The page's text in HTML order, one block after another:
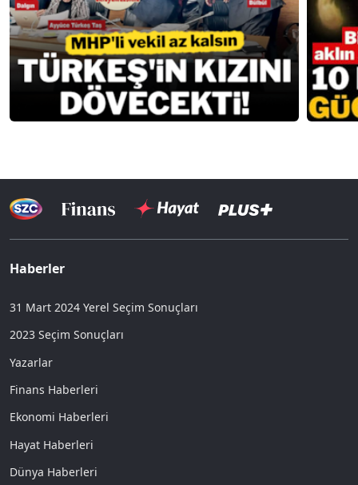
Haberler
31 Mart 2024 Yerel Seçim Sonuçları
2023 Seçim Sonuçları
Yazarlar
Finans Haberleri
Ekonomi Haberleri
Hayat Haberleri
Dünya Haberleri